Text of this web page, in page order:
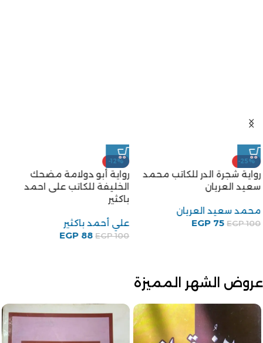
-25%
رواية شجرة الدر للكاتب محمد
سعيد العريان
محمد سعيد العريان
EGP100
EGP 75
-12%
رواية أبو دولامة مضحك
الخليفة للكاتب على احمد
باكثير
علي أحمد باكثير
EGP100
EGP 88
عروض الشهر المميزة